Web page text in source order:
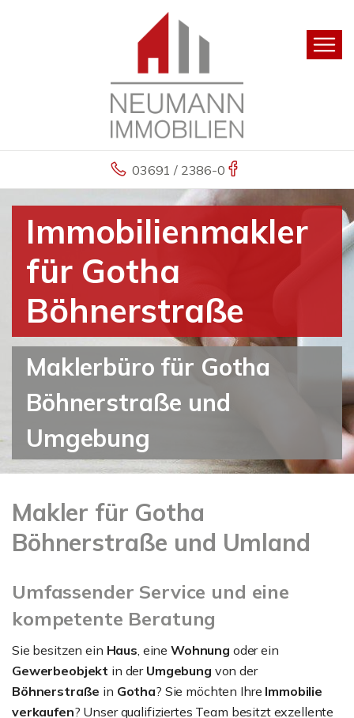
03691 / 2386-0
Immobilienmakler
für Gotha
Böhnerstraße
Maklerbüro für Gotha
Böhnerstraße und
Umgebung
Makler für Gotha
Böhnerstraße und Umland
Umfassender Service und eine
kompetente Beratung
Sie besitzen ein Haus, eine Wohnung oder ein
Gewerbeobjekt in der Umgebung von der
Böhnerstraße in Gotha? Sie möchten Ihre Immobilie
verkaufen? Unser qualifiziertes Team besitzt exzellente